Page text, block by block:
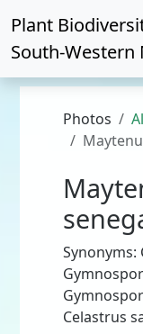
Plant
South-Western
Photos
Synonyms:
Celastrus